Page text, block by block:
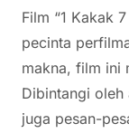
Film “1 Kakak
pecinta
makna, film ini
Dibintangi oleh
juga pesan-